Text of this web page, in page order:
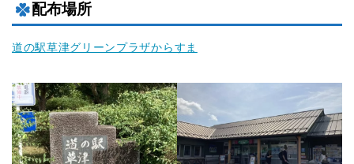
配布場所
道の駅草津グリーンプラザからすま